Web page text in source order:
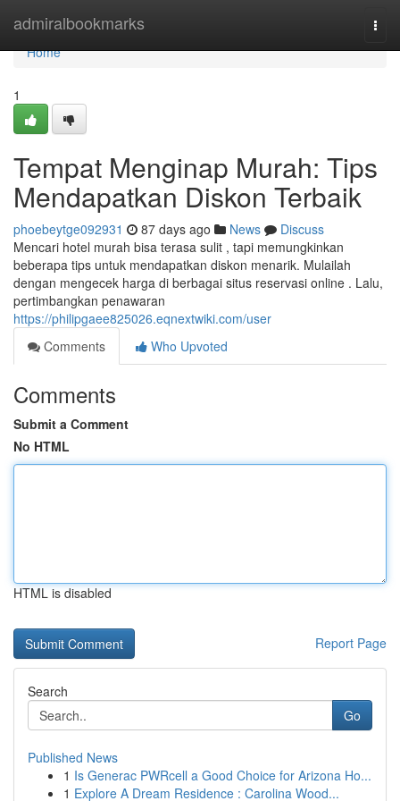
admiralbookmarks
Home
Home
1
Tempat Menginap Murah: Tips
Mendapatkan Diskon Terbaik
phoebeytge092931 87 days ago News
Discuss
Mencari hotel murah bisa terasa sulit , tapi memungkinkan
beberapa tips untuk mendapatkan diskon menarik. Mulailah
dengan mengecek harga di berbagai situs reservasi online . Lalu,
pertimbangkan penawaran
https://philipgaee825026.eqnextwiki.com/user
Comments
Who Upvoted
Comments
Submit a Comment
No HTML
HTML is disabled
Report Page
Search
Go
Published News
1 Is Generac PWRcell a Good Choice for Arizona Ho...
1 Explore A Dream Residence : Carolina Wood...